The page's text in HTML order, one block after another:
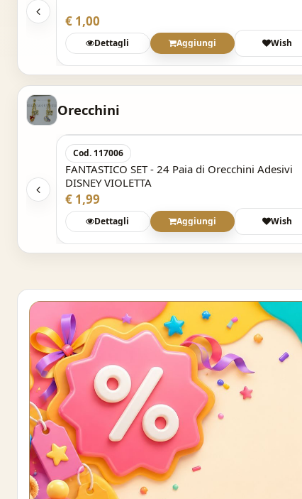
€ 1,00
Dettagli Aggiungi Wish
Orecchini
Cod. 117006
FANTASTICO SET - 24 Paia di Orecchini Adesivi
DISNEY VIOLETTA
€ 1,99
Dettagli Aggiungi Wish